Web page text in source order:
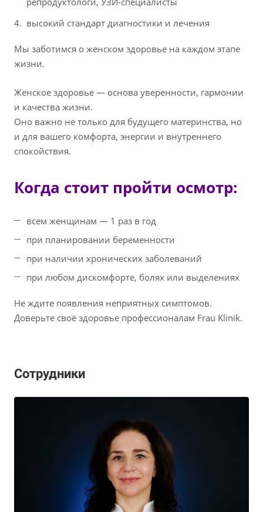
высокий стандарт диагностики и лечения
Мы заботимся о женском здоровье на каждом этапе
жизни.
Женское здоровье — основа уверенности, гармонии
и качества жизни.
Оно важно не только для будущего материнства, но
и для вашего комфорта, энергии и внутреннего
спокойствия.
Когда стоит пройти осмотр:
всем женщинам — 1 раз в год
при планировании беременности
при наличии хронических заболеваний
при любом дискомфорте, болях или выделениях
Не ждите появления неприятных симптомов.
Доверьте своё здоровье профессионалам Frau Klinik.
Сотрудники